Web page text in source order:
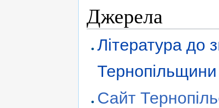
Джерела
Література до
Тернопільщини
Сайт